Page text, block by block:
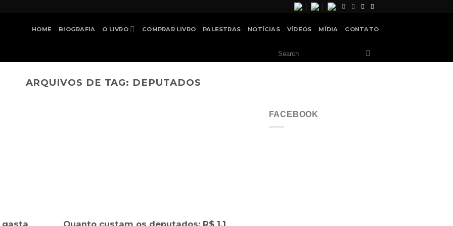
HOME BIOGRAFIA O LIVRO COMPRAR LIVRO PALESTRAS NOTÍCIAS VÍDEOS MÍDIA CONTATO
ARQUIVOS DE TAG: DEPUTADOS
gasta
Quanto custam os deputados: R$ 1,1
FACEBOOK